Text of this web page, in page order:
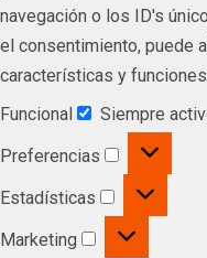
navegación o los ID's
el consentimiento, puede
características y
Funcional
Siempre
Preferencias
Estadísticas
Marketing